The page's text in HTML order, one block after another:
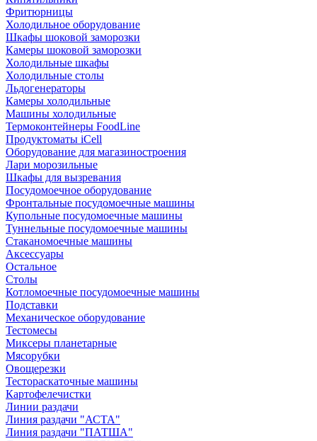
Фритюрницы
Холодильное оборудование
Шкафы шоковой заморозки
Камеры шоковой заморозки
Холодильные шкафы
Холодильные столы
Льдогенераторы
Камеры холодильные
Машины холодильные
Термоконтейнеры FoodLine
Продуктоматы iCell
Оборудование для магазиностроения
Лари морозильные
Шкафы для вызревания
Посудомоечное оборудование
Фронтальные посудомоечные машины
Купольные посудомоечные машины
Туннельные посудомоечные машины
Стаканомоечные машины
Аксессуары
Остальное
Столы
Котломоечные посудомоечные машины
Подставки
Механическое оборудование
Тестомесы
Миксеры планетарные
Мясорубки
Овощерезки
Тестораскаточные машины
Картофелечистки
Линии раздачи
Линия раздачи "АСТА"
Линия раздачи "ПАТША"